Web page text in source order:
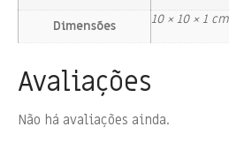
Dimensões 10 × 10 × 1 cm
Avaliações
Não há avaliações ainda.